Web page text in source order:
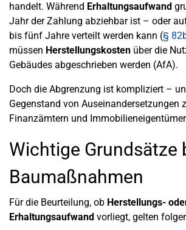
handelt. Während Erhaltungsaufwand
Jahr der Zahlung abziehbar ist – oder
bis fünf Jahre verteilt werden kann (§
müssen Herstellungskosten über die
Gebäudes abgeschrieben werden (AfA).
Doch die Abgrenzung ist kompliziert –
Gegenstand von Auseinandersetzungen
Finanzämtern und
Wichtige Grundsätze
Baumaßnahmen
Für die Beurteilung, ob Herstellungs-
Erhaltungsaufwand vorliegt, gelten